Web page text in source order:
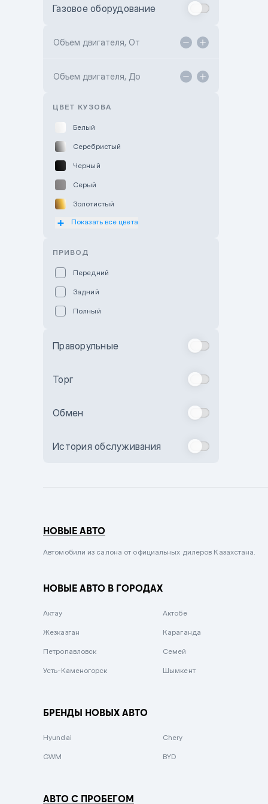
Toyota Kokshetau
Hyundai ShymCity
Газовое оборудование
Объем двигателя, От
Объем двигателя, До
ЦВЕТ КУЗОВА
Белый
Серебристый
Черный
Серый
Золотистый
Оранжевый
Бежевый
Комбинированный
Сиреневый металлик
Вишневый
Зеленый металлик
Показать все цвета
ПРИВОД
Передний
Задний
Полный
Праворульные
Торг
Обмен
История обслуживания
НОВЫЕ АВТО
Автомобили из салона от официальных дилеров Казахстана.
НОВЫЕ АВТО В ГОРОДАХ
Актау Актобе
Жезказган Караганда
Петропавловск Семей
Усть-Каменогорск Шымкент
БРЕНДЫ НОВЫХ АВТО
Hyundai Chery
GWM BYD
АВТО С ПРОБЕГОМ